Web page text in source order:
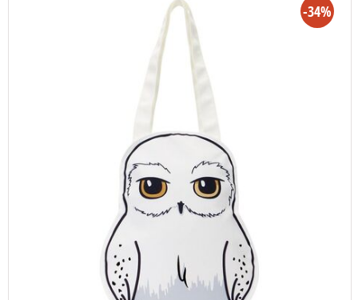
-34%